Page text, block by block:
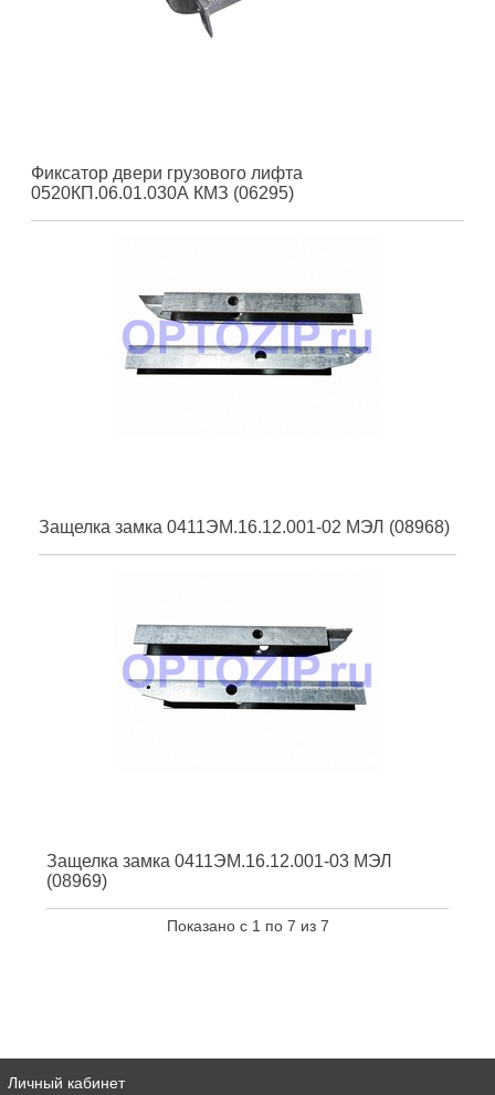
Фиксатор двери грузового лифта
0520КП.06.01.030А КМЗ (06295)
Защелка замка 0411ЭМ.16.12.001-02 МЭЛ (08968)
Защелка замка 0411ЭМ.16.12.001-03 МЭЛ
(08969)
Показано с 1 по 7 из 7
Личный кабинет